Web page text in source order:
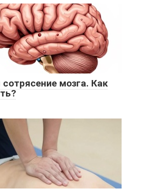
мозга. Как